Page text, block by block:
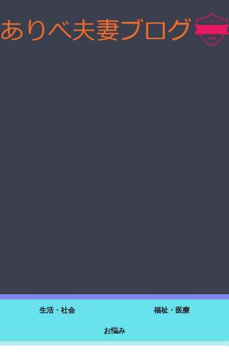
生活・社会
福祉・医療
お悩み